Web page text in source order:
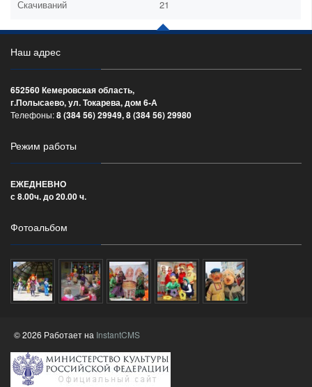
Скачиваний
21
Наш адрес
652560 Кемеровская область,
г.Полысаево, ул. Токарева, дом 6-А
Телефоны:8 (384 56) 29949, 8 (384 56) 29980
Режим работы
ЕЖЕДНЕВНО
с 8.00ч. до 20.00 ч.
Фотоальбом
© 2026 Работает на InstantCMS